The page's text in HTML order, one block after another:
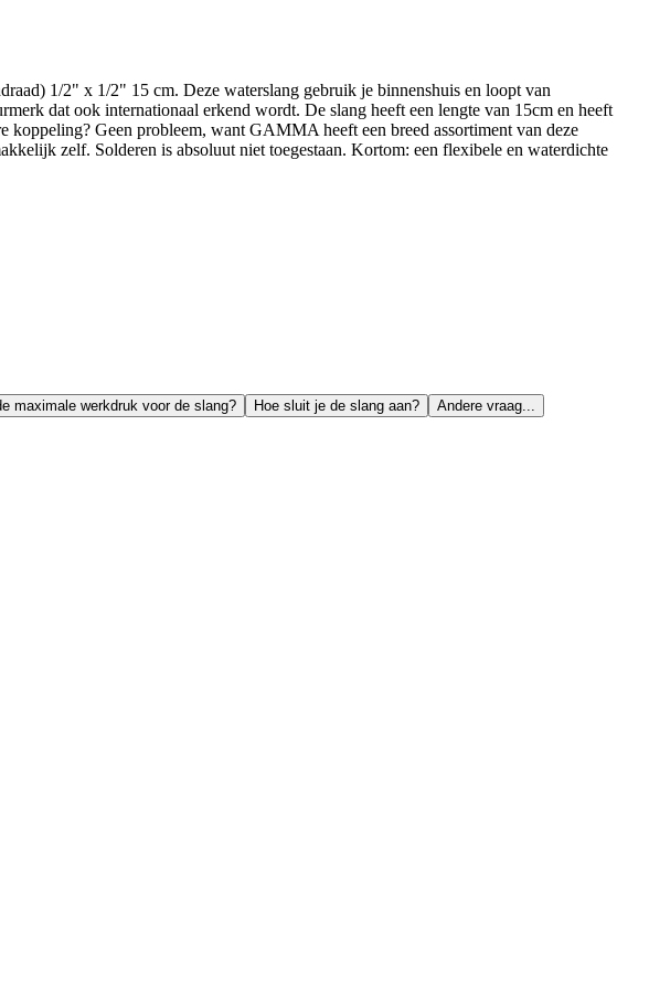
1/2" x 1/2" 15 cm. Deze waterslang gebruik je binnenshuis en loopt van
dat ook internationaal erkend wordt. De slang heeft een lengte van 15cm en heeft
koppeling? Geen probleem, want GAMMA heeft een breed assortiment van deze
zelf. Solderen is absoluut niet toegestaan. Kortom: een flexibele en waterdichte
maximale werkdruk voor de slang? Hoe sluit je de slang aan? Andere vraag...